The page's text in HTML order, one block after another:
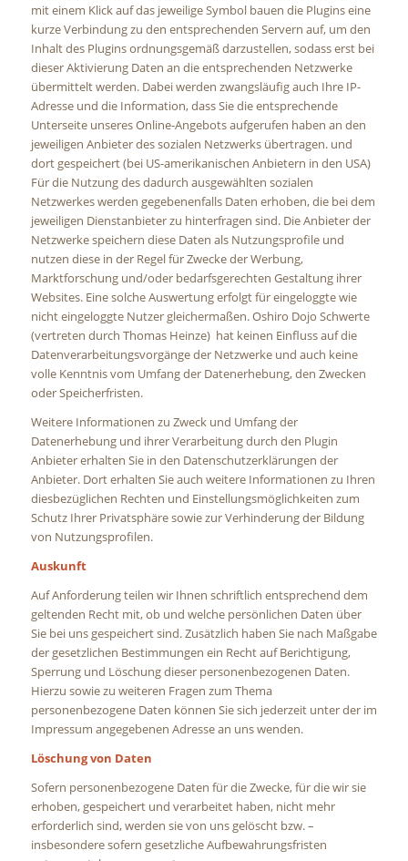
mit einem Klick auf das jeweilige Symbol bauen die Plugins eine
kurze Verbindung zu den entsprechenden Servern auf, um den
Inhalt des Plugins ordnungsgemäß darzustellen, sodass erst bei
dieser Aktivierung Daten an die entsprechenden Netzwerke
übermittelt werden. Dabei werden zwangsläufig auch Ihre IP-
Adresse und die Information, dass Sie die entsprechende
Unterseite unseres Online-Angebots aufgerufen haben an den
jeweiligen Anbieter des sozialen Netzwerks übertragen. und
dort gespeichert (bei US-amerikanischen Anbietern in den USA)
Für die Nutzung des dadurch ausgewählten sozialen
Netzwerkes werden gegebenenfalls Daten erhoben, die bei dem
jeweiligen Dienstanbieter zu hinterfragen sind. Die Anbieter der
Netzwerke speichern diese Daten als Nutzungsprofile und
nutzen diese in der Regel für Zwecke der Werbung,
Marktforschung und/oder bedarfsgerechten Gestaltung ihrer
Websites. Eine solche Auswertung erfolgt für eingeloggte wie
nicht eingeloggte Nutzer gleichermaßen. Oshiro Dojo Schwerte
(vertreten durch Thomas Heinze) hat keinen Einfluss auf die
Datenverarbeitungsvorgänge der Netzwerke und auch keine
volle Kenntnis vom Umfang der Datenerhebung, den Zwecken
oder Speicherfristen.
Weitere Informationen zu Zweck und Umfang der
Datenerhebung und ihrer Verarbeitung durch den Plugin
Anbieter erhalten Sie in den Datenschutzerklärungen der
Anbieter. Dort erhalten Sie auch weitere Informationen zu Ihren
diesbezüglichen Rechten und Einstellungsmöglichkeiten zum
Schutz Ihrer Privatsphäre sowie zur Verhinderung der Bildung
von Nutzungsprofilen.
Auskunft
Auf Anforderung teilen wir Ihnen schriftlich entsprechend dem
geltenden Recht mit, ob und welche persönlichen Daten über
Sie bei uns gespeichert sind. Zusätzlich haben Sie nach Maßgabe
der gesetzlichen Bestimmungen ein Recht auf Berichtigung,
Sperrung und Löschung dieser personenbezogenen Daten.
Hierzu sowie zu weiteren Fragen zum Thema
personenbezogene Daten können Sie sich jederzeit unter der im
Impressum angegebenen Adresse an uns wenden.
Löschung von Daten
Sofern personenbezogene Daten für die Zwecke, für die wir sie
erhoben, gespeichert und verarbeitet haben, nicht mehr
erforderlich sind, werden sie von uns gelöscht bzw. –
insbesondere sofern gesetzliche Aufbewahrungsfristen